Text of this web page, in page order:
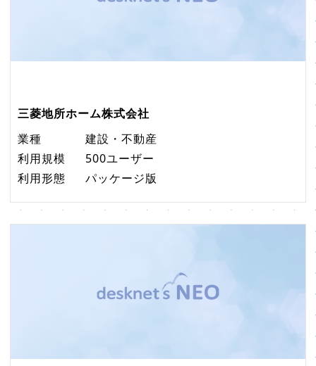
三菱地所ホーム株式会社
業種
建設・不動産
利用規模
500ユーザー
利用形態
パッケージ版